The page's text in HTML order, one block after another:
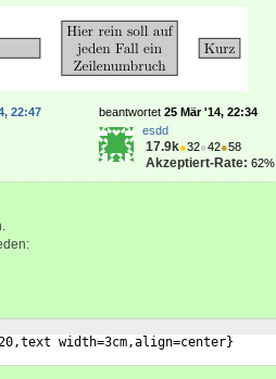
beantwortet 25 Mär '14, 22:34
esdd
17.9k●32●42●58
Akzeptiert-Rate: 62%
22:47
width=3cm,align=center}